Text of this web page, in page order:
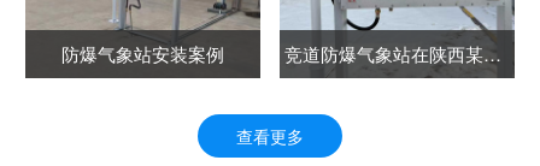
防爆气象站安装案例 竞道防爆气象站在陕西某企业安装案例
查看更多